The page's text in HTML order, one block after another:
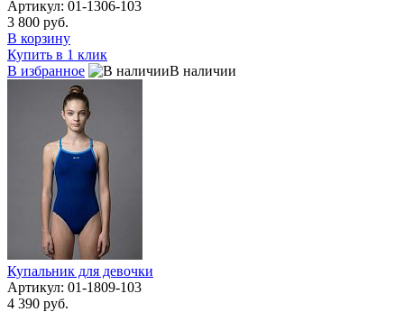
Артикул: 01-1306-103
3 800 руб.
В корзину
Купить в 1 клик
В избранное
В наличии
Купальник для девочки
Артикул: 01-1809-103
4 390 руб.